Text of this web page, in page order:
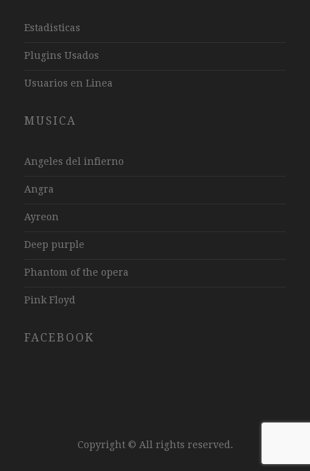
Estadisticas
Plugins Usados
Usuarios en Linea
MUSICA
Angeles del infierno
Angra
Ayreon
Deep purple
Phantom of the opera
Pink Floyd
FACEBOOK
Copyright © All rights reserved.